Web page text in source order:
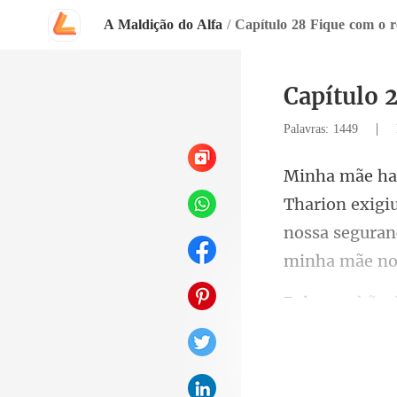
A Maldição do Alfa / Capítulo 28 Fique com o
Capítulo
Palavras: 1449 |
on
nossa